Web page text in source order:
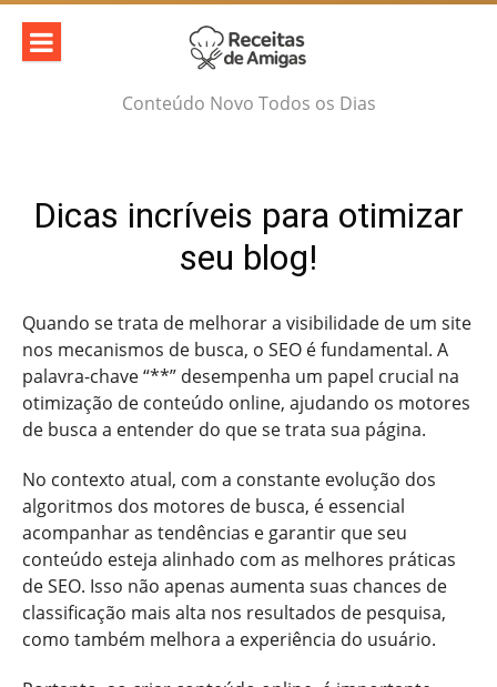
Skip
content
Conteúdo Novo Todos os Dias
Dicas incríveis para otimizar
seu blog!
Quando se trata de melhorar a visibilidade de um site
nos mecanismos de busca, o SEO é fundamental. A
palavra-chave “**” desempenha um papel crucial na
otimização de conteúdo online, ajudando os motores
de busca a entender do que se trata sua página.
No contexto atual, com a constante evolução dos
algoritmos dos motores de busca, é essencial
acompanhar as tendências e garantir que seu
conteúdo esteja alinhado com as melhores práticas
de SEO. Isso não apenas aumenta suas chances de
classificação mais alta nos resultados de pesquisa,
como também melhora a experiência do usuário.